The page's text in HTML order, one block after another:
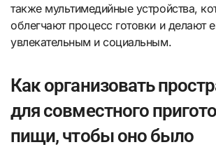
также мультимедийные устройства,
облегчают процесс готовки и делают
увлекательным и социальным.
Как организовать
для совместного
пищи, чтобы оно было